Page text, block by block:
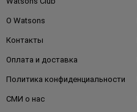
О Watsons
Контакты
Оплата и доставка
Политика конфиденциальности
СМИ о нас